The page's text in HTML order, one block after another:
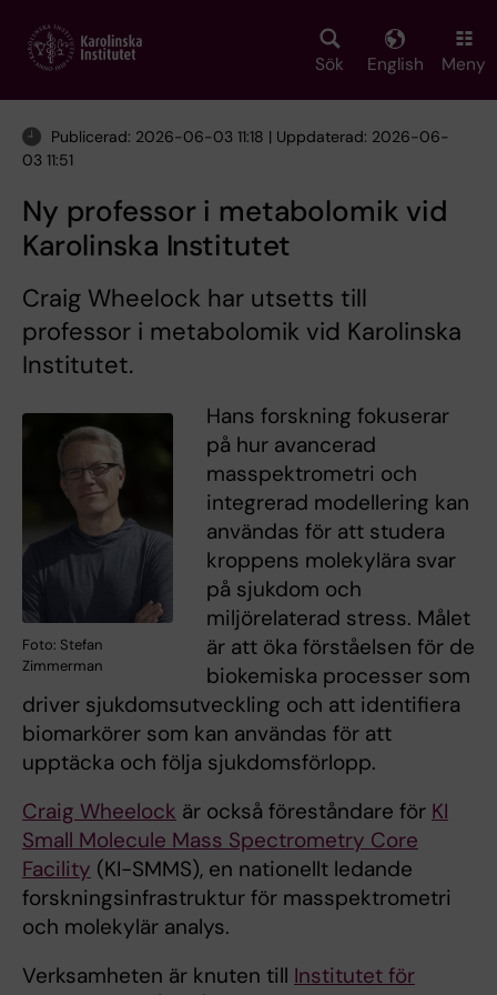
main
Sök English Meny
Publicerad: 2026-06-03 11:18 | Uppdaterad: 2026-06-
03 11:51
Ny professor i metabolomik vid
Karolinska Institutet
Craig Wheelock har utsetts till
professor i metabolomik vid Karolinska
Institutet.
Foto: Stefan
Zimmerman
Hans forskning fokuserar
på hur avancerad
masspektrometri och
integrerad modellering kan
användas för att studera
kroppens molekylära svar
på sjukdom och
miljörelaterad stress. Målet
är att öka förståelsen för de
biokemiska processer som
driver sjukdomsutveckling och att identifiera
biomarkörer som kan användas för att
upptäcka och följa sjukdomsförlopp.
Craig Wheelock är också föreståndare för KI
Small Molecule Mass Spectrometry Core
Facility (KI-SMMS), en nationellt ledande
forskningsinfrastruktur för masspektrometri
och molekylär analys.
Verksamheten är knuten till Institutet för